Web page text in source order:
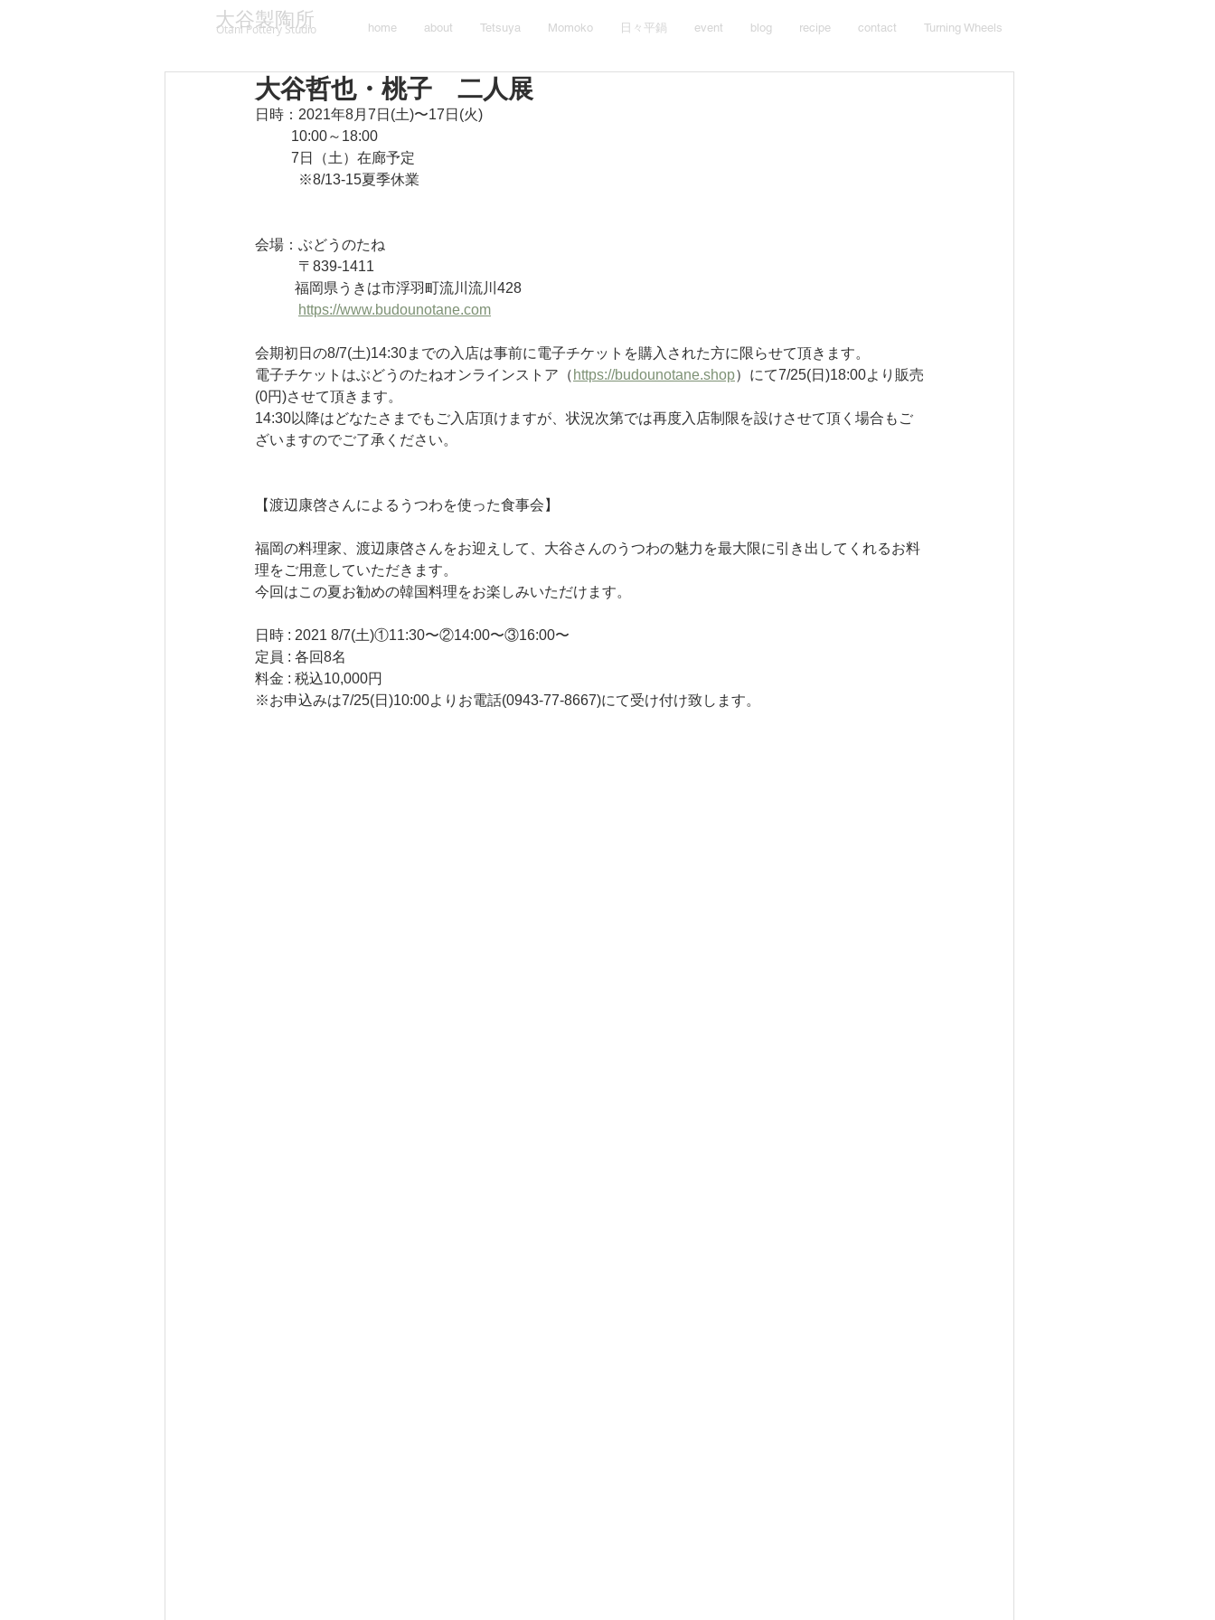
大谷製陶所
Otani Pottery Studio home about Tetsuya Momoko 日々平鍋 event blog recipe contact Turning Wheels
大谷哲也・桃子 二人展
日時：2021年8月7日(土)〜17日(火)
10:00～18:00
          7日（土）在廊予定
※8/13-15夏季休業
会場：ぶどうのたね
〒839-1411
福岡県うきは市浮羽町流川流川428
https://www.budounotane.com
会期初日の8/7(土)14:30までの入店は事前に電子チケットを購入された方に限らせて頂きます。
電子チケットはぶどうのたねオンラインストア（ https://budounotane.shop）にて7/25(日)18:00より販売
(0円)させて頂きます。
14:30以降はどなたさまでもご入店頂けますが、状況次第では再度入店制限を設けさせて頂く場合もご
ざいますのでご了承ください。
【渡辺康啓さんによるうつわを使った食事会】
福岡の料理家、渡辺康啓さんをお迎えして、大谷さんのうつわの魅力を最大限に引き出してくれるお料
理をご用意していただきます。
今回はこの夏お勧めの韓国料理をお楽しみいただけます。
日時 : 2021 8/7(土)①11:30〜②14:00〜③16:00〜
定員 : 各回8名
料金 : 税込10,000円
※お申込みは7/25(日)10:00よりお電話(0943-77-8667)にて受け付け致します。